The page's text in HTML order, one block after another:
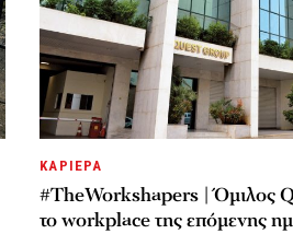
ΚΑΡΙΕΡΑ
#TheWorkshapers | Όμιλος
το workplace της επόμενης